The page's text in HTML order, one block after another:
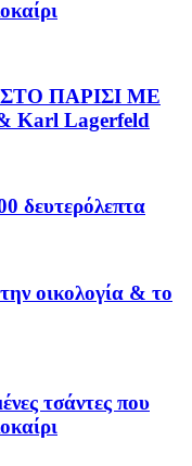
ΠΑΡΙΣΙ ΜΕ
Karl Lagerfeld
δευτερόλεπτα
οικολογία & το
τσάντες που